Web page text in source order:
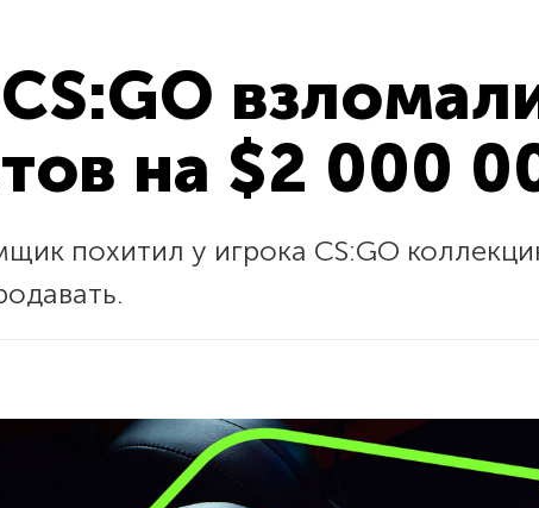
на $2 000
похитил у игрока CS:GO